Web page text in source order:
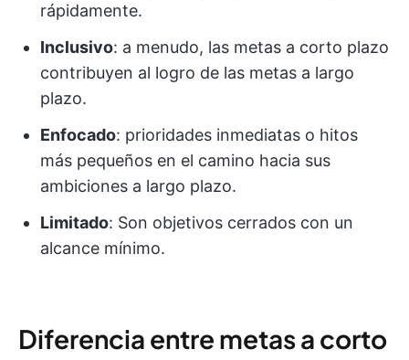
rápidamente.
Inclusivo: a menudo, las metas a corto plazo
contribuyen al logro de las metas a largo
plazo.
Enfocado: prioridades inmediatas o hitos
más pequeños en el camino hacia sus
ambiciones a largo plazo.
Limitado: Son objetivos cerrados con un
alcance mínimo.
Diferencia entre metas a corto